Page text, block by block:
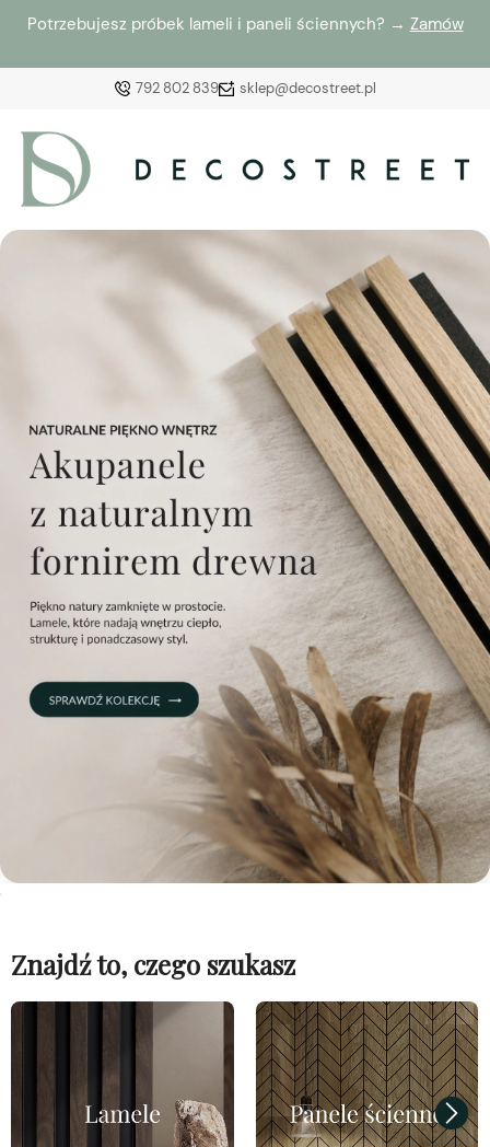
Potrzebujesz próbek lameli i paneli ściennych? → Zamów
792 802 839 sklep@decostreet.pl
Załóż konto
Wybierz coś dla siebie z naszej aktualnej oferty lub
zaloguj się, aby przywrócić dodane produkty do listy
z poprzedniej sesji.
Znajdź to, czego szukasz